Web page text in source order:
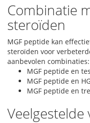
Combinatie
steroïden
MGF peptide kan
steroïden voor
aanbevolen combinaties:
MGF peptide en
MGF peptide en
MGF peptide en
Veelgestelde